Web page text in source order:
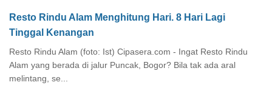
Resto Rindu Alam Menghitung Hari. 8 Hari Lagi
Tinggal Kenangan
Resto Rindu Alam (foto: Ist) Cipasera.com - Ingat Resto Rindu
Alam yang berada di jalur Puncak, Bogor? Bila tak ada aral
melintang, se...